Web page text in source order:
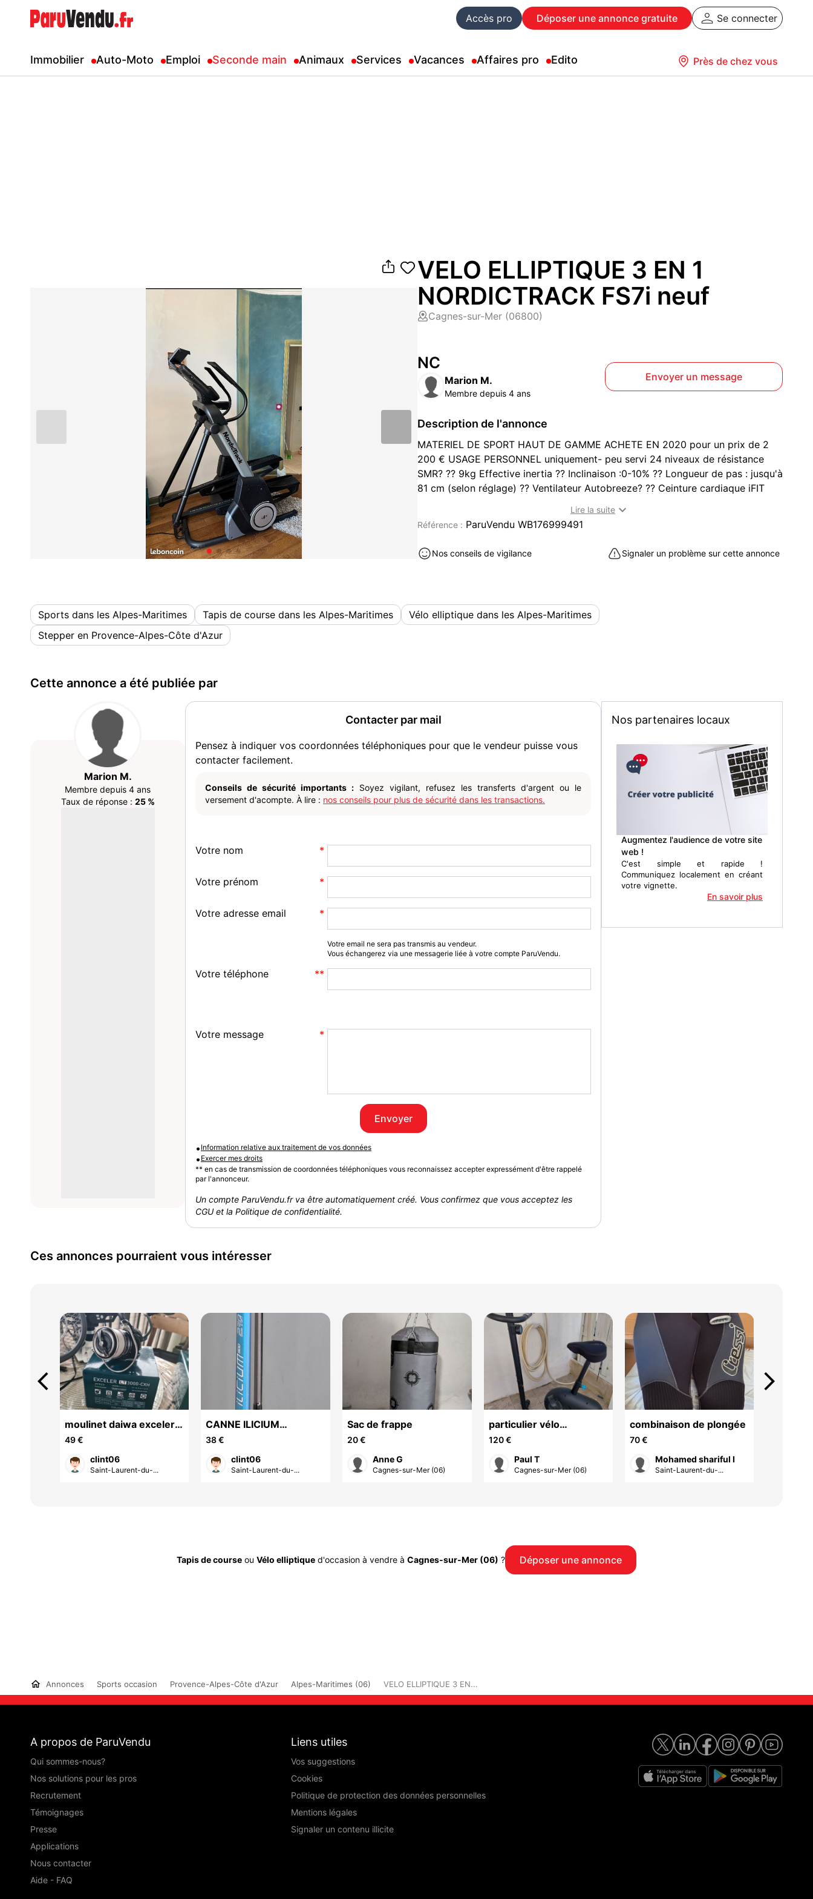
Accès pro Déposer une annonce gratuite Se connecter
Immobilier Auto-Moto Emploi Seconde main Animaux Services Vacances Affaires pro Edito Près de chez vous
VELO ELLIPTIQUE 3 EN 1
NORDICTRACK FS7i neuf
Cagnes-sur-Mer (06800)
NC
Marion M.
Membre depuis 4 ans
Envoyer un message
Description de l'annonce
MATERIEL DE SPORT HAUT DE GAMME ACHETE EN 2020 pour un prix de 2
200 € USAGE PERSONNEL uniquement- peu servi 24 niveaux de résistance
SMR? ?? 9kg Effective inertia ?? Inclinaison :0-10% ?? Longueur de pas : jusqu'à
81 cm (selon réglage) ?? Ventilateur Autobreeze? ?? Ceinture cardiaque iFIT
Roulettes de transport avant ?? Poids max utilisateur : 135kg UNE MACHINE 3
EN 1 - Stepper, Elliptique, Tapis de course A venir chercher sur place à cagnes
sur mer machine facilement transportable mais prévoir véhicule adapté
MACHINE PROFESSIONNELLE
Sports neuf à vendre à Cagnes-sur-Mer (06800)
Lire la suite 
Référence : ParuVendu WB176999491
Nos conseils de vigilance Signaler un problème sur cette annonce
Sports dans les Alpes-Maritimes Tapis de course dans les Alpes-Maritimes
Vélo elliptique dans les Alpes-Maritimes
Stepper en Provence-Alpes-Côte d'Azur
Cette annonce a été publiée par
Marion M.
Membre depuis 4 ans
Taux de réponse : 25 %
Contacter par mail
Pensez à indiquer vos coordonnées téléphoniques pour que le vendeur puisse vous
contacter facilement.
Conseils de sécurité importants : Soyez vigilant, refusez les transferts d'argent ou le
versement d'acompte. À lire : nos conseils pour plus de sécurité dans les transactions.
Votre nom
Votre prénom
Votre adresse email
Votre email ne sera pas transmis au vendeur.
Vous échangerez via une messagerie liée à votre compte ParuVendu.
Votre téléphone
Votre message
Envoyer
• Information relative aux traitement de vos données
• Exercer mes droits
** en cas de transmission de coordonnées téléphoniques vous reconnaissez accepter expressément d'être rappelé
par l'annonceur.
Un compte ParuVendu.fr va être automatiquement créé. Vous confirmez que vous acceptez les
CGU et la Politique de confidentialité.
Nos partenaires locaux
Augmentez l'audience de votre site
web !
C'est simple et rapide !
Communiquez localement en créant
votre vignette.
En savoir plus
Ces annonces pourraient vous intéresser
moulinet daiwa exceler
3000
49 €
clint06
Saint-Laurent-du-...
CANNE ILICIUM
CAPERLAN
38 €
clint06
Saint-Laurent-du-...
Sac de frappe
20 €
Anne G
Cagnes-sur-Mer (06)
particulier vélo
d'appartement
120 €
Paul T
Cagnes-sur-Mer (06)
combinaison de plongée
70 €
Mohamed shariful I
Saint-Laurent-du-...
arrow_back_ios arrow_forward_ios
Tapis de course ou Vélo elliptique d'occasion à vendre à Cagnes-sur-Mer (06) ? Déposer une annonce
Annonces Sports occasion Provence-Alpes-Côte d'Azur Alpes-Maritimes (06) VELO ELLIPTIQUE 3 EN...
A propos de ParuVendu
Qui sommes-nous?
Nos solutions pour les pros
Recrutement
Témoignages
Presse
Applications
Nous contacter
Aide - FAQ
Liens utiles
Vos suggestions
Cookies
Politique de protection des données personnelles
Mentions légales
Signaler un contenu illicite